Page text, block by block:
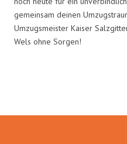
gemeinsam deinen
Umzugsmeister Kaiser
Wels ohne Sorgen!